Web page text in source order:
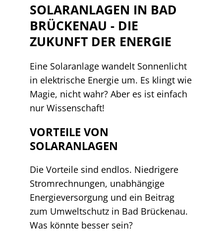
SOLARANLAGEN IN BAD
BRÜCKENAU - DIE
ZUKUNFT DER ENERGIE
Eine Solaranlage wandelt Sonnenlicht
in elektrische Energie um. Es klingt wie
Magie, nicht wahr? Aber es ist einfach
nur Wissenschaft!
VORTEILE VON
SOLARANLAGEN
Die Vorteile sind endlos. Niedrigere
Stromrechnungen, unabhängige
Energieversorgung und ein Beitrag
zum Umweltschutz in Bad Brückenau.
Was könnte besser sein?